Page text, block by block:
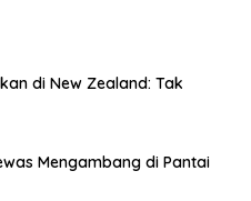
di New Zealand: Tak
Mengambang di Pantai